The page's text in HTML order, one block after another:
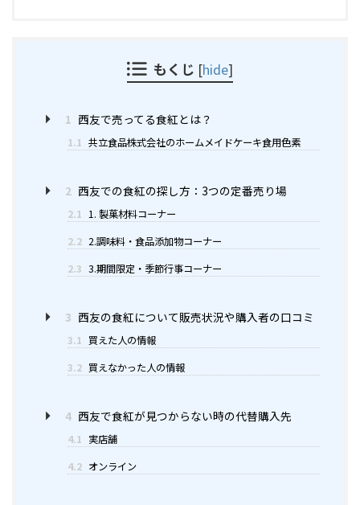
もくじ [hide]
1 西友で売ってる食紅とは？
1.1 共立食品株式会社のホームメイドケーキ食用色素
2 西友での食紅の探し方：3つの定番売り場
2.1 1. 製菓材料コーナー
2.2 2.調味料・食品添加物コーナー
2.3 3.期間限定・季節行事コーナー
3 西友の食紅について販売状況や購入者の口コミ
3.1 買えた人の情報
3.2 買えなかった人の情報
4 西友で食紅が見つからない時の代替購入先
4.1 実店舗
4.2 オンライン